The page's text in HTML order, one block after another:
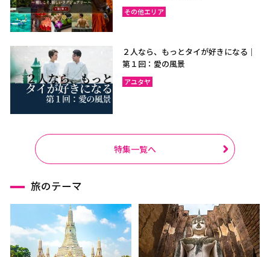
その他エリア
２人なら、もっとタイが好きになる｜
第１回：愛の風景
アユタヤ
特集一覧へ
旅のテーマ